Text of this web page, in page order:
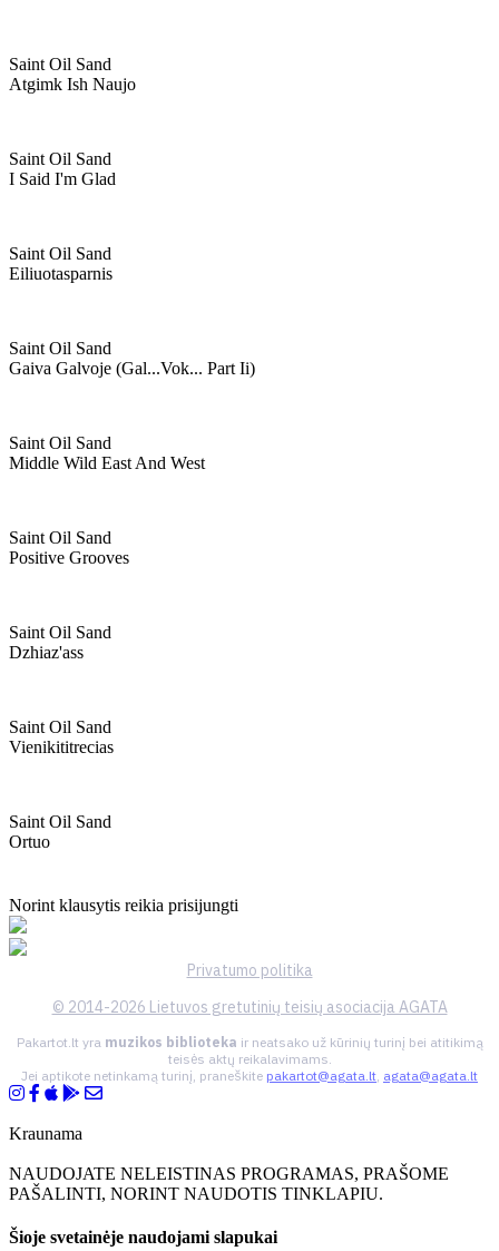
Saint Oil Sand
Atgimk Ish Naujo
Saint Oil Sand
I Said I'm Glad
Saint Oil Sand
Eiliuotasparnis
Saint Oil Sand
Gaiva Galvoje (gal...vok... Part Ii)
Saint Oil Sand
Middle Wild East And West
Saint Oil Sand
Positive Grooves
Saint Oil Sand
Dzhiaz'ass
Saint Oil Sand
Vienikititrecias
Saint Oil Sand
Ortuo
Norint klausytis reikia prisijungti
Privatumo politika
© 2014-2026 Lietuvos gretutinių teisių asociacija AGATA
Pakartot.lt yra muzikos biblioteka ir neatsako už kūrinių turinį bei atitikimą
teisės aktų reikalavimams.
Jei aptikote netinkamą turinį, praneškite pakartot@agata.lt, agata@agata.lt
Kraunama
NAUDOJATE NELEISTINAS PROGRAMAS, PRAŠOME
PAŠALINTI, NORINT NAUDOTIS TINKLAPIU.
Šioje svetainėje naudojami slapukai